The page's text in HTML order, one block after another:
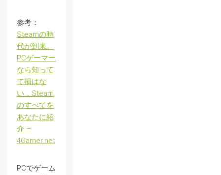
参考：
Steamの時
代が到来。
PCゲーマー
なら知って
て損はな
い，Steam
のすべてを
あなたに紹
介 –
4Gamer.net
PCでゲーム